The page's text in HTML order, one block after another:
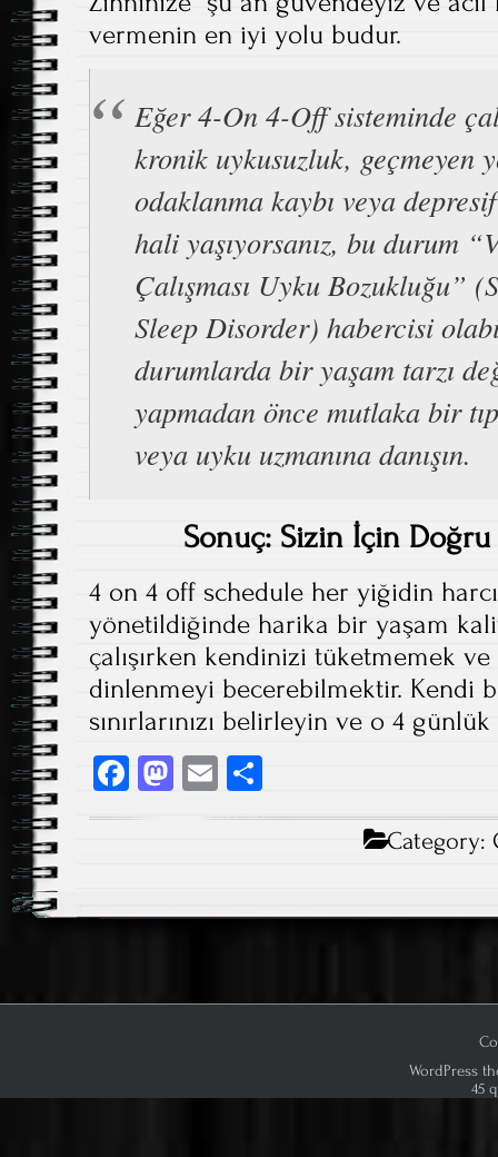
vermenin en iyi yolu budur.
Eğer 4-On 4-Off sisteminde
kronik uykusuzluk, geçmeyen
odaklanma kaybı veya
hali yaşıyorsanız, bu durum
Çalışması Uyku Bozukluğu”
Sleep Disorder) habercisi
durumlarda bir yaşam tarzı
yapmadan önce mutlaka bir
veya uyku uzmanına danışın.
Sonuç: Sizin İçin
4 on 4 off schedule her yiğidin
yönetildiğinde harika bir yaşam
çalışırken kendinizi tüketmemek
dinlenmeyi becerebilmektir. Kendi
sınırlarınızı belirleyin ve o 4
Fa
ce
ok
M
o
E
m ha
Category:
WordPress
45